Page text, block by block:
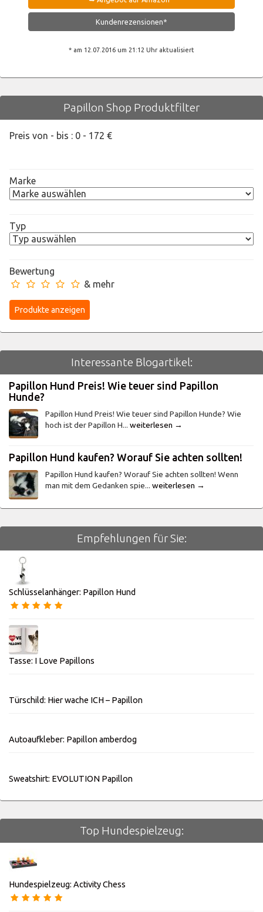
Kundenrezensionen*
* am 12.07.2016 um 21:12 Uhr aktualisiert
Papillon Shop Produktfilter
Preis von - bis : 0 - 172 €
Marke
Typ
Bewertung
& mehr
Interessante Blogartikel:
Papillon Hund Preis! Wie teuer sind Papillon
Hunde?
Papillon Hund Preis! Wie teuer sind Papillon Hunde? Wie
hoch ist der Papillon H... weiterlesen →
Papillon Hund kaufen? Worauf Sie achten sollten!
Papillon Hund kaufen? Worauf Sie achten sollten! Wenn
man mit dem Gedanken spie... weiterlesen →
Empfehlungen für Sie:
Schlüsselanhänger: Papillon Hund
Tasse: I Love Papillons
Türschild: Hier wache ICH – Papillon
Autoaufkleber: Papillon amberdog
Sweatshirt: EVOLUTION Papillon
Top Hundespielzeug:
Hundespielzeug: Activity Chess